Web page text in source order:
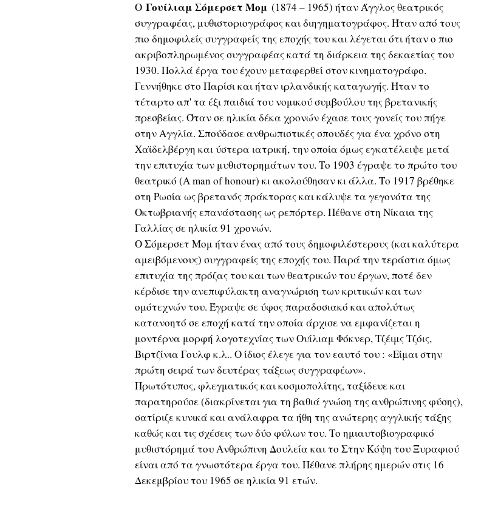
O Γουίλιαμ Σόμερσετ Μομ (1874 – 1965) ήταν Άγγλος θεατρικός
συγγραφέας, μυθιστοριογράφος και διηγηματογράφος. Ήταν από τους
πιο δημοφιλείς συγγραφείς της εποχής του και λέγεται ότι ήταν ο πιο
ακριβοπληρωμένος συγγραφέας κατά τη διάρκεια της δεκαετίας του
1930. Πολλά έργα του έχουν μεταφερθεί στον κινηματογράφο.
Γεννήθηκε στο Παρίσι και ήταν ιρλανδικής καταγωγής. Ήταν το
τέταρτο απ' τα έξι παιδιά του νομικού συμβούλου της βρετανικής
πρεσβείας. Όταν σε ηλικία δέκα χρονών έχασε τους γονείς του πήγε
στην Αγγλία. Σπούδασε ανθρωπιστικές σπουδές για ένα χρόνο στη
Χαϊδελβέργη και ύστερα ιατρική, την οποία όμως εγκατέλειψε μετά
την επιτυχία των μυθιστορημάτων του. Το 1903 έγραψε το πρώτο του
θεατρικό (A man of honour) κι ακολούθησαν κι άλλα. Το 1917 βρέθηκε
στη Ρωσία ως βρετανός πράκτορας και κάλυψε τα γεγονότα της
Οκτωβριανής επανάστασης ως ρεπόρτερ. Πέθανε στη Νίκαια της
Γαλλίας σε ηλικία 91 χρονών.
Ο Σόμερσετ Μομ ήταν ένας από τους δημοφιλέστερους (και καλύτερα
αμειβόμενους) συγγραφείς της εποχής του. Παρά την τεράστια όμως
επιτυχία της πρόζας του και των θεατρικών του έργων, ποτέ δεν
κέρδισε την ανεπιφύλακτη αναγνώριση των κριτικών και των
ομότεχνών του. Έγραψε σε ύφος παραδοσιακό και απολύτως
κατανοητό σε εποχή κατά την οποία άρχισε να εμφανίζεται η
μοντέρνα μορφή λογοτεχνίας των Ουίλιαμ Φόκνερ, Τζέιμς Τζόις,
Βιρτζίνια Γουλφ κ.λ.. Ο ίδιος έλεγε για τον εαυτό του : «Είμαι στην
πρώτη σειρά των δευτέρας τάξεως συγγραφέων».
Πρωτότυπος, φλεγματικός και κοσμοπολίτης, ταξίδευε και
παρατηρούσε (διακρίνεται για τη βαθιά γνώση της ανθρώπινης φύσης),
σατίριζε κυνικά και ανάλαφρα τα ήθη της ανώτερης αγγλικής τάξης
καθώς και τις σχέσεις των δύο φύλων του. Το ημιαυτοβιογραφικό
μυθιστόρημά του Ανθρώπινη Δουλεία και το Στην Κόψη του Ξυραφιού
είναι από τα γνωστότερα έργα του. Πέθανε πλήρης ημερών στις 16
Δεκεμβρίου του 1965 σε ηλικία 91 ετών.